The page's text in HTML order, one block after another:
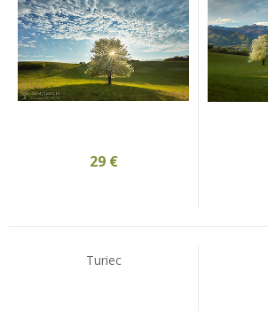
29 €
Turiec